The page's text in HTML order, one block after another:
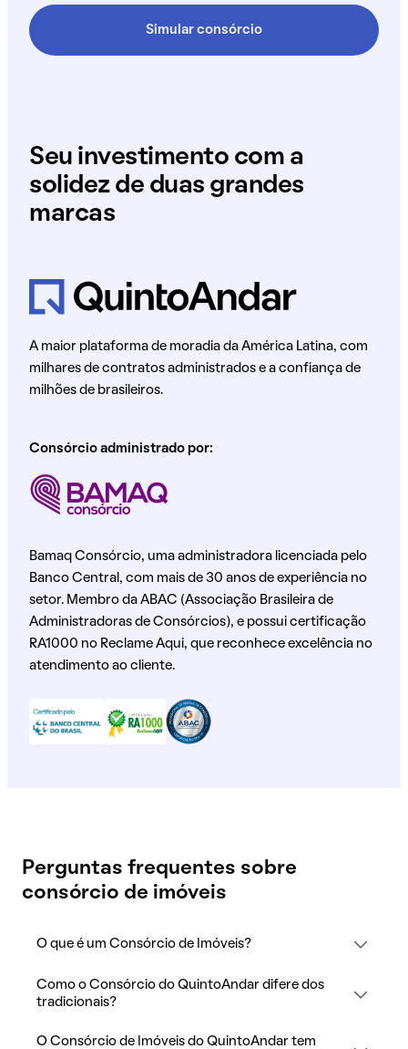
Simular consórcio
Seu investimento com a
solidez de duas grandes
marcas
A maior plataforma de moradia da América Latina, com
milhares de contratos administrados e a confiança de
milhões de brasileiros.
Consórcio administrado por:
Bamaq Consórcio, uma administradora licenciada pelo
Banco Central, com mais de 30 anos de experiência no
setor. Membro da ABAC (Associação Brasileira de
Administradoras de Consórcios), e possui certificação
RA1000 no Reclame Aqui, que reconhece excelência no
atendimento ao cliente.
Perguntas frequentes sobre
consórcio de imóveis
O que é um Consórcio de Imóveis?
Como o Consórcio do QuintoAndar difere dos
tradicionais?
O Consórcio de Imóveis do QuintoAndar tem